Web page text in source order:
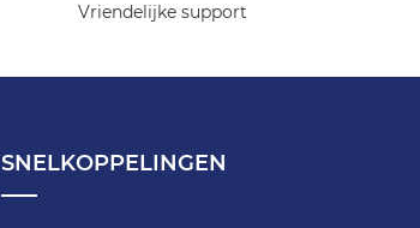
Vriendelijke support
SNELKOPPELINGEN